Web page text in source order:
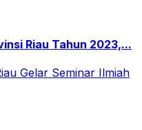
Riau Tahun 2023,...